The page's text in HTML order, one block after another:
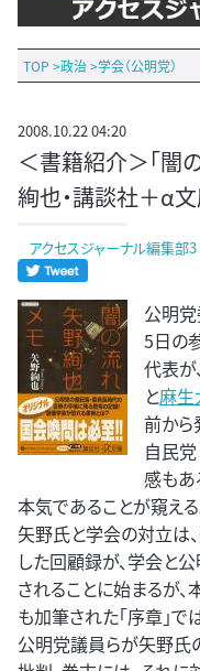
TOP >政治>学会（公明党）
2008.10.22 04:20
＜書籍紹介＞「闇
絢也・講談社＋α文
アクセスジャーナル編集部3
公明党
5日の
代表が
と麻生
前から
自民
感もあ
本気であることが窺える
矢野氏と学会の対立は
した回顧録が、学会と
されることに始まるが
も加筆された「序章」
公明党議員らが矢野氏